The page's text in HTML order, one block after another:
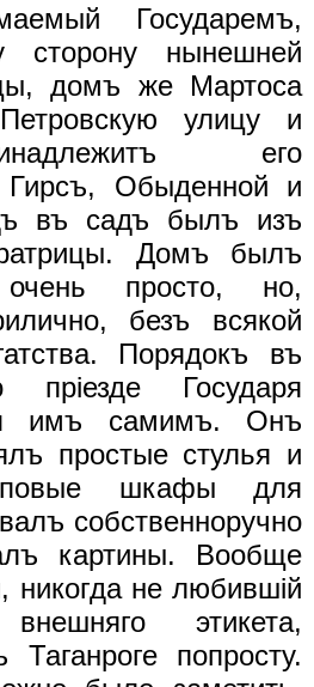
Государемъ,
нынешней
домъ же Мартоса
улицу и
его
Гирсъ, Обыденной и
въ садъ былъ изъ
Домъ былъ
очень просто, но,
безъ всякой
Порядокъ въ
прiезде Государя
имъ самимъ. Онъ
простые стулья и
шкафы для
собственноручно
картины. Вообще
никогда не любившiй
этикета,
Таганроге попросту.